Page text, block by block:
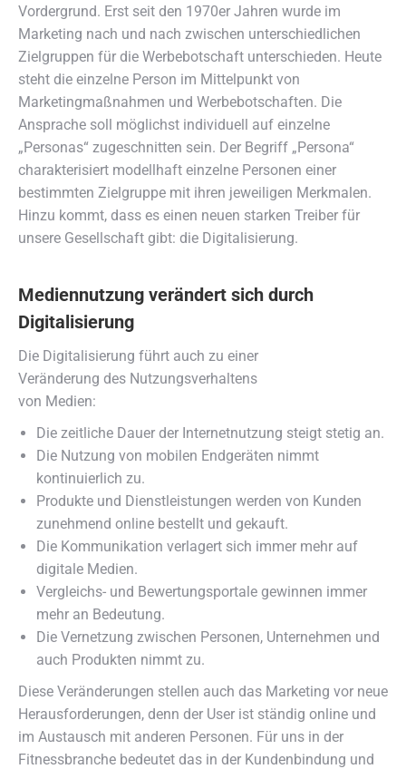
Vordergrund. Erst seit den 1970er Jahren wurde im
Marketing nach und nach zwischen unterschiedlichen
Zielgruppen für die Werbebotschaft unterschieden. Heute
steht die einzelne Person im Mittelpunkt von
Marketingmaßnahmen und Werbebotschaften. Die
Ansprache soll möglichst individuell auf einzelne
„Personas“ zugeschnitten sein. Der Begriff „Persona“
charakterisiert modellhaft einzelne Personen einer
bestimmten Zielgruppe mit ihren jeweiligen Merkmalen.
Hinzu kommt, dass es einen neuen starken Treiber für
unsere Gesellschaft gibt: die Digitalisierung.
Mediennutzung verändert sich durch
Digitalisierung
Die Digitalisierung führt auch zu einer
Veränderung des Nutzungsverhaltens
von Medien:
Die zeitliche Dauer der Internetnutzung steigt stetig an.
Die Nutzung von mobilen Endgeräten nimmt
kontinuierlich zu.
Produkte und Dienstleistungen werden von Kunden
zunehmend online bestellt und gekauft.
Die Kommunikation verlagert sich immer mehr auf
digitale Medien.
Vergleichs- und Bewertungsportale gewinnen immer
mehr an Bedeutung.
Die Vernetzung zwischen Personen, Unternehmen und
auch Produkten nimmt zu.
Diese Veränderungen stellen auch das Marketing vor neue
Herausforderungen, denn der User ist ständig online und
im Austausch mit anderen Personen. Für uns in der
Fitnessbranche bedeutet das in der Kundenbindung und